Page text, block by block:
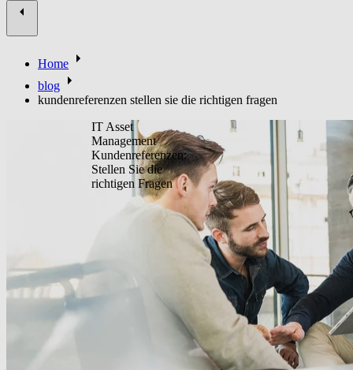
Home
blog
kundenreferenzen stellen sie die richtigen fragen
IT Asset
Management
Kundenreferenzen:
Stellen Sie die
richtigen Fragen